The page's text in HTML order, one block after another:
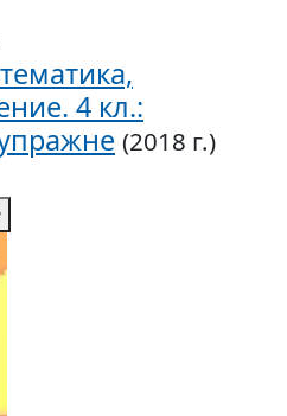
4 кл.:
(2018 г.)